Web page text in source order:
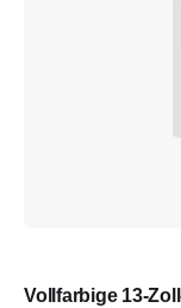
Vollfarbige 13-